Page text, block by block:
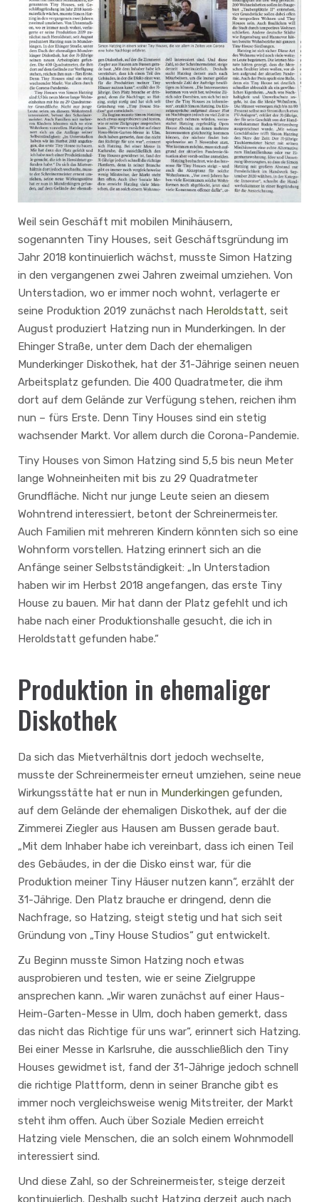
Weil sein Geschäft mit mobilen Minihäusern,
sogenannten Tiny Houses, seit Geschäftsgründung im
Jahr 2018 kontinuierlich wächst, musste Simon Hatzing
in den vergangenen zwei Jahren zweimal umziehen. Von
Unterstadion, wo er immer noch wohnt, verlagerte er
seine Produktion 2019 zunächst nach Heroldstatt, seit
August produziert Hatzing nun in Munderkingen. In der
Ehinger Straße, unter dem Dach der ehemaligen
Munderkinger Diskothek, hat der 31-Jährige seinen neuen
Arbeitsplatz gefunden. Die 400 Quadratmeter, die ihm
dort auf dem Gelände zur Verfügung stehen, reichen ihm
nun – fürs Erste. Denn Tiny Houses sind ein stetig
wachsender Markt. Vor allem durch die Corona-Pandemie.
Tiny Houses von Simon Hatzing sind 5,5 bis neun Meter
lange Wohneinheiten mit bis zu 29 Quadratmeter
Grundfläche. Nicht nur junge Leute seien an diesem
Wohntrend interessiert, betont der Schreinermeister.
Auch Familien mit mehreren Kindern könnten sich so eine
Wohnform vorstellen. Hatzing erinnert sich an die
Anfänge seiner Selbstständigkeit: „In Unterstadion
haben wir im Herbst 2018 angefangen, das erste Tiny
House zu bauen. Mir hat dann der Platz gefehlt und ich
habe nach einer Produktionshalle gesucht, die ich in
Heroldstatt gefunden habe.“
Produktion in ehemaliger
Diskothek
Da sich das Mietverhältnis dort jedoch wechselte,
musste der Schreinermeister erneut umziehen, seine neue
Wirkungsstätte hat er nun in Munderkingen gefunden,
auf dem Gelände der ehemaligen Diskothek, auf der die
Zimmerei Ziegler aus Hausen am Bussen gerade baut.
„Mit dem Inhaber habe ich vereinbart, dass ich einen Teil
des Gebäudes, in der die Disko einst war, für die
Produktion meiner Tiny Häuser nutzen kann“, erzählt der
31-Jährige. Den Platz brauche er dringend, denn die
Nachfrage, so Hatzing, steigt stetig und hat sich seit
Gründung von „Tiny House Studios“ gut entwickelt.
Zu Beginn musste Simon Hatzing noch etwas
ausprobieren und testen, wie er seine Zielgruppe
ansprechen kann. „Wir waren zunächst auf einer Haus-
Heim-Garten-Messe in Ulm, doch haben gemerkt, dass
das nicht das Richtige für uns war“, erinnert sich Hatzing.
Bei einer Messe in Karlsruhe, die ausschließlich den Tiny
Houses gewidmet ist, fand der 31-Jährige jedoch schnell
die richtige Plattform, denn in seiner Branche gibt es
immer noch vergleichsweise wenig Mitstreiter, der Markt
steht ihm offen. Auch über Soziale Medien erreicht
Hatzing viele Menschen, die an solch einem Wohnmodell
interessiert sind.
Und diese Zahl, so der Schreinermeister, steige derzeit
kontinuierlich. Deshalb sucht Hatzing derzeit auch nach